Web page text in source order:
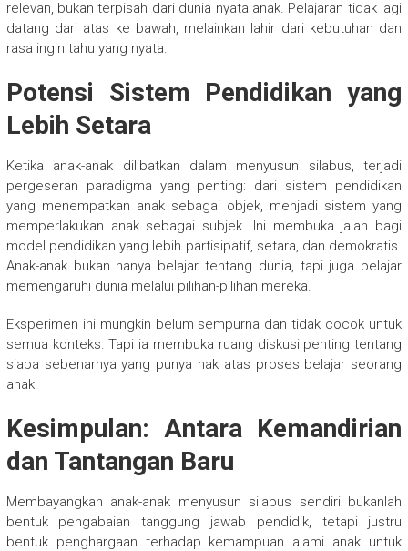
relevan, bukan terpisah dari dunia nyata anak. Pelajaran tidak lagi
datang dari atas ke bawah, melainkan lahir dari kebutuhan dan
rasa ingin tahu yang nyata.
Potensi Sistem Pendidikan yang
Lebih Setara
Ketika anak-anak dilibatkan dalam menyusun silabus, terjadi
pergeseran paradigma yang penting: dari sistem pendidikan
yang menempatkan anak sebagai objek, menjadi sistem yang
memperlakukan anak sebagai subjek. Ini membuka jalan bagi
model pendidikan yang lebih partisipatif, setara, dan demokratis.
Anak-anak bukan hanya belajar tentang dunia, tapi juga belajar
memengaruhi dunia melalui pilihan-pilihan mereka.
Eksperimen ini mungkin belum sempurna dan tidak cocok untuk
semua konteks. Tapi ia membuka ruang diskusi penting tentang
siapa sebenarnya yang punya hak atas proses belajar seorang
anak.
Kesimpulan: Antara Kemandirian
dan Tantangan Baru
Membayangkan anak-anak menyusun silabus sendiri bukanlah
bentuk pengabaian tanggung jawab pendidik, tetapi justru
bentuk penghargaan terhadap kemampuan alami anak untuk